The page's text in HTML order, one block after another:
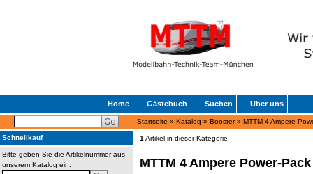
Home Gästebuch Suchen Über uns
Startseite » Katalog » Booster» MTTM 4 Ampere
Schnellkauf
Bitte geben Sie die Artikelnummer aus
unserem Katalog ein.
1 Artikel in dieser Kategorie
MTTM 4 Ampere Power-Pack